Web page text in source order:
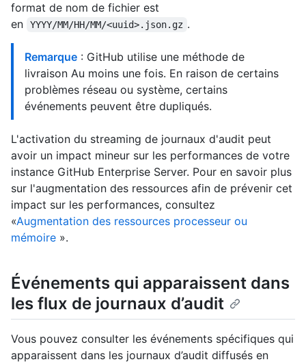
format de nom de fichier est
en
YYYY/MM/HH/MM/<uuid>.json.gz .
Remarque : GitHub utilise une méthode de
livraison Au moins une fois. En raison de certains
problèmes réseau ou système, certains
événements peuvent être dupliqués.
L'activation du streaming de journaux d'audit peut
avoir un impact mineur sur les performances de votre
instance GitHub Enterprise Server. Pour en savoir plus
sur l'augmentation des ressources afin de prévenir cet
impact sur les performances, consultez
«Augmentation des ressources processeur ou
mémoire ».
Événements qui apparaissent dans
les flux de journaux d’audit
Vous pouvez consulter les événements spécifiques qui
apparaissent dans les journaux d’audit diffusés en